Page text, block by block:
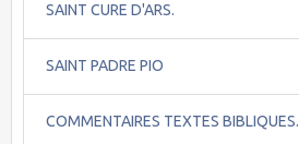
SAINT CURE D'ARS.
SAINT PADRE PIO
COMMENTAIRES TEXTES BIBLIQUES.